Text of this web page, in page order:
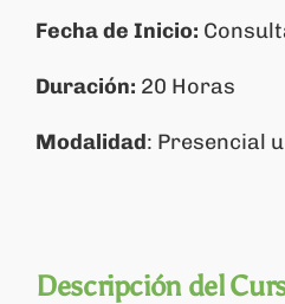
Fecha de Inicio:
Duración: 20 Horas
Modalidad: Presencial
Descripción del